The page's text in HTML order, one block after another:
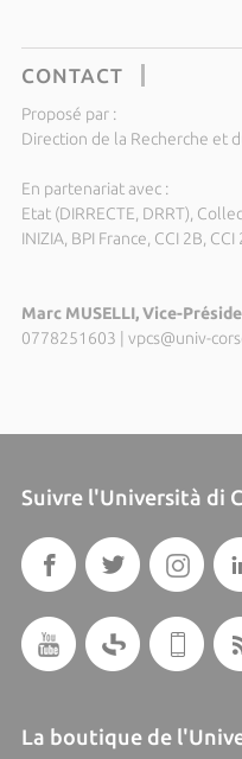
CONTACT
Proposé par :
Direction de la Recherche et
En partenariat avec :
Etat (DIRRECTE, DRRT),
INIZIA, BPI France, CCI 2B, CCI
Marc MUSELLI, Vice-
0778251603
vpcs@univ-
Suivre l'Università di
La boutique de